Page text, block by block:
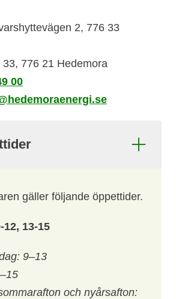
2, 776 33
776 21 Hedemora
00
gäller följande öppettider.
12, 13-15
9–13
och nyårsafton: